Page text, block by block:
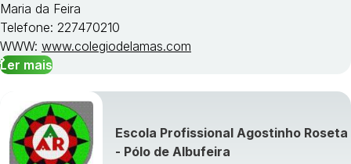
Maria da Feira
Telefone: 227470210
WWW: www.colegiodelamas.com
Ler mais
Escola Profissional Agostinho Roseta
- Pólo de Albufeira